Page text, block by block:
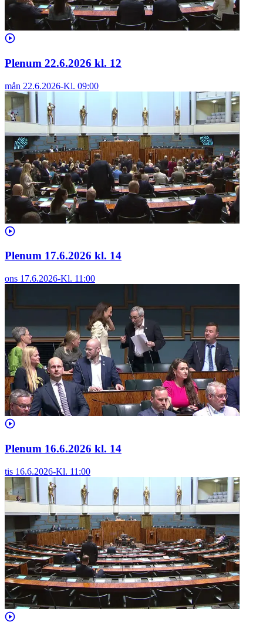
Plenum 22.6.2026 kl. 12
mån 22.6.2026-Kl. 09:00
Plenum 17.6.2026 kl. 14
ons 17.6.2026-Kl. 11:00
Plenum 16.6.2026 kl. 14
tis 16.6.2026-Kl. 11:00